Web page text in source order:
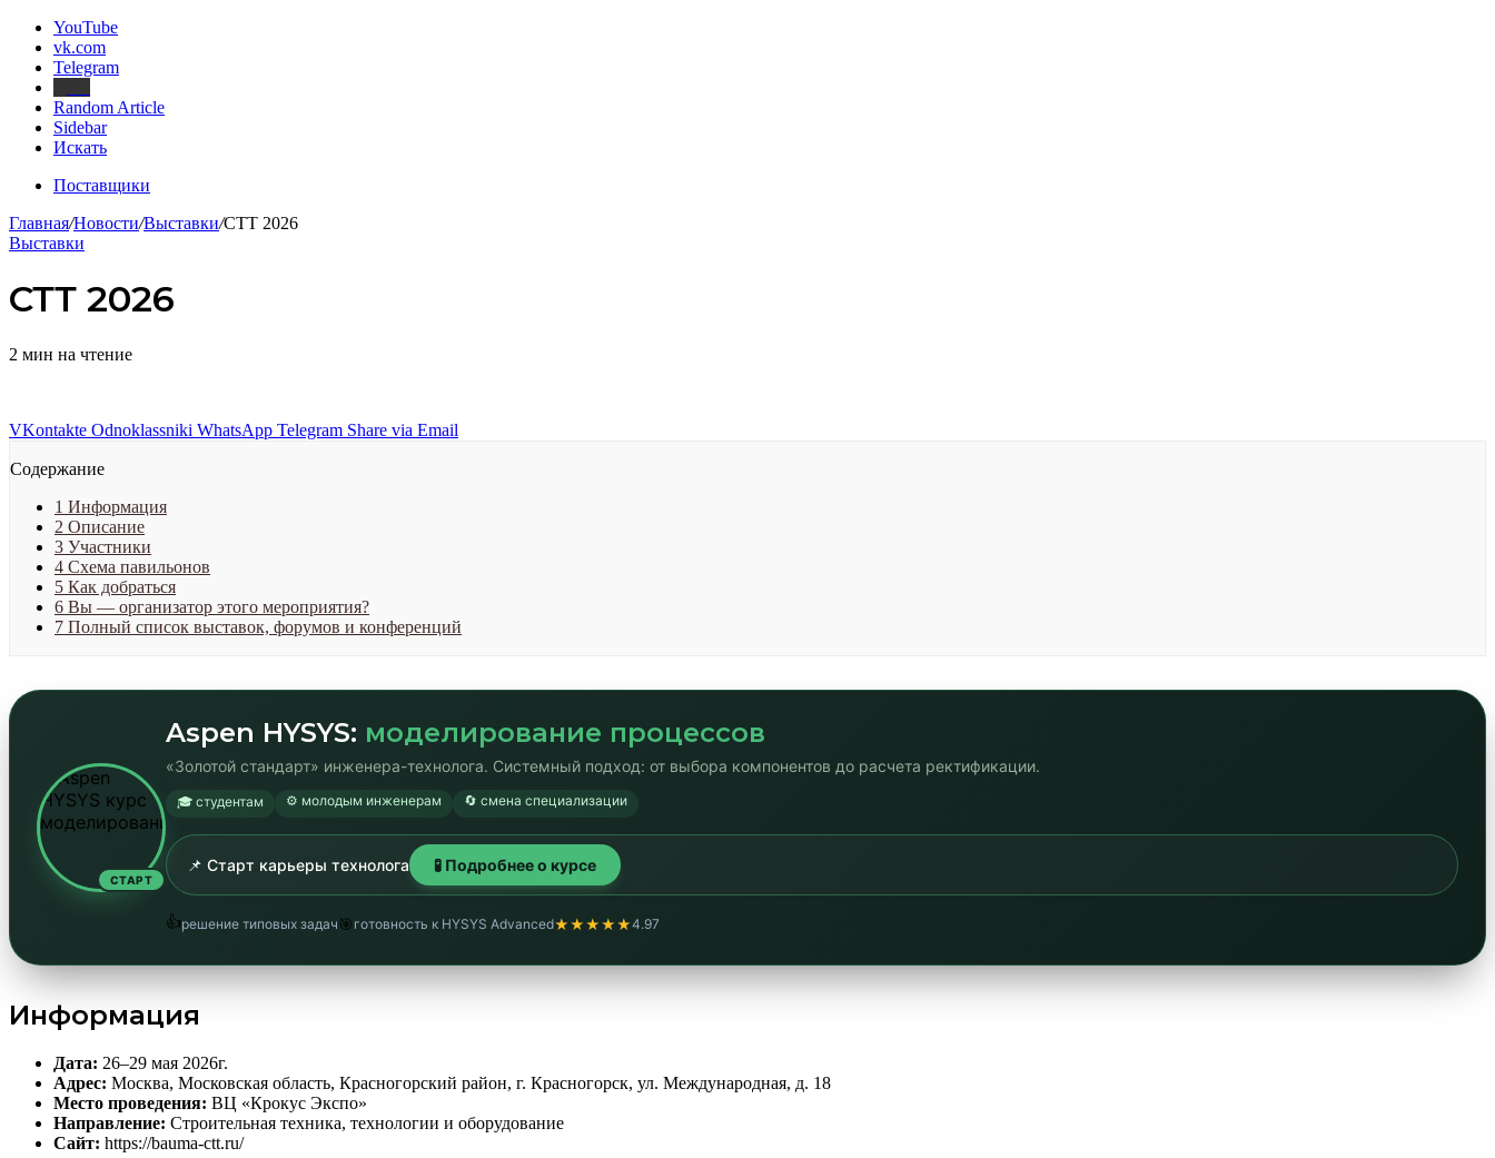
YouTube
vk.com
Telegram
Random Article
Sidebar
Искать
Поставщики
Главная/Новости/Выставки/СТТ 2026
Выставки
СТТ 2026
2 мин на чтение
VKontakte Odnoklassniki WhatsApp Telegram Share via Email
Содержание
1 Информация
2 Описание
3 Участники
4 Схема павильонов
5 Как добраться
6 Вы — организатор этого мероприятия?
7 Полный список выставок, форумов и конференций
СТАРТ
Aspen HYSYS: моделирование процессов
«Золотой стандарт» инженера-технолога. Системный подход: от выбора компонентов до расчета ректификации.
🎓 студентам ⚙️ молодым инженерам 🔄 смена специализации
📌 Старт карьеры технолога 🧪 Подробнее о курсе
👍решение типовых задач 🎯 готовность к HYSYS Advanced★★★★★4.97
Информация
Дата: 26–29 мая 2026г.
Адрес: Москва, Московская область, Красногорский район, г. Красногорск, ул. Международная, д. 18
Место проведения: ВЦ «Крокус Экспо»
Направление: Строительная техника, технологии и оборудование
Сайт: https://bauma-ctt.ru/